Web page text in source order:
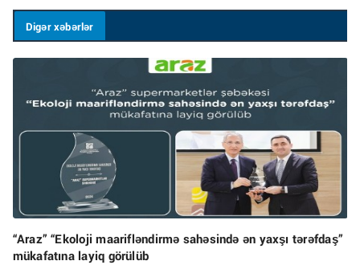
Digər xəbərlər
“Araz” “Ekoloji maarifləndirmə sahəsində ən yaxşı tərəfdaş”
mükafatına layiq görülüb